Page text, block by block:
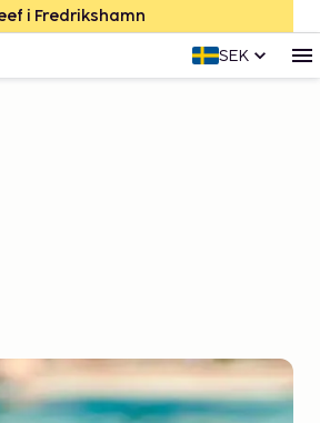
i Fredrikshamn
SEK